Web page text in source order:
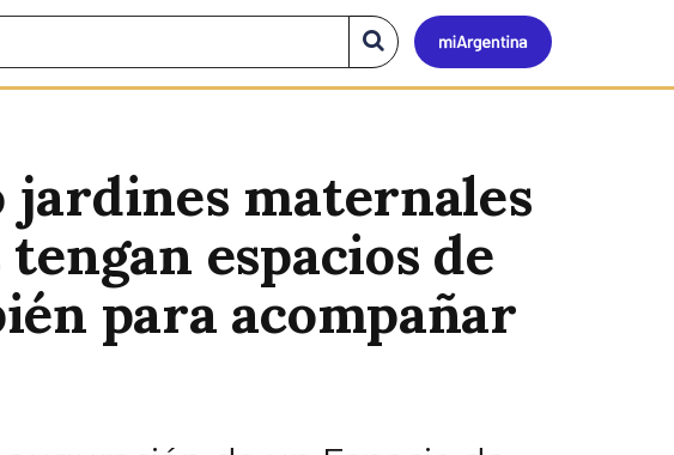
Mi
Buscar
en
el
jardines maternales
espacios de
para acompañar